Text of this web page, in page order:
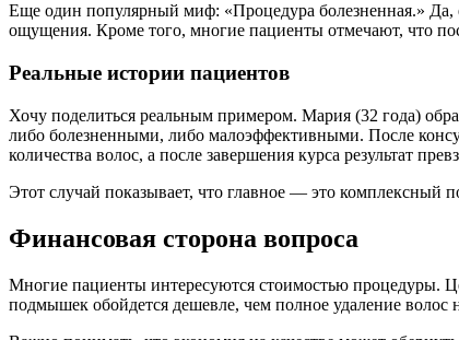
Еще один популярный миф: «Процедура болезненная.» Да,
ощущения. Кроме того, многие пациенты отмечают, что
Реальные истории пациентов
Хочу поделиться реальным примером. Мария (32 года)
либо болезненными, либо малоэффективными. После
количества волос, а после завершения курса результат
Этот случай показывает, что главное — это комплексный
Финансовая сторона вопроса
Многие пациенты интересуются стоимостью процедуры.
подмышек обойдется дешевле, чем полное удаление волос